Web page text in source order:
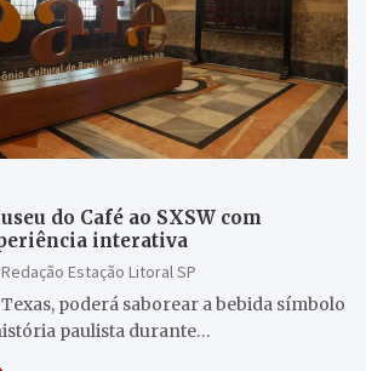
do Café ao SXSW com
interativa
Redação Estação Litoral SP
poderá saborear a bebida símbolo
paulista durante…